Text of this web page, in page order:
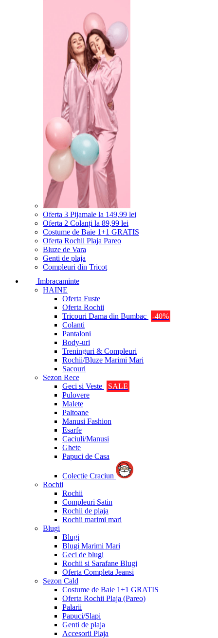
Oferta 3 Pijamale la 149,99 lei
Oferta 2 Colanți la 89,99 lei
Costume de Baie 1+1 GRATIS
Oferta Rochii Plaja Pareo
Bluze de Vara
Genti de plaja
Compleuri din Tricot
Imbracaminte
HAINE
Oferta Fuste
Oferta Rochii
Tricouri Dama din Bumbac
-40%
Colanti
Pantaloni
Body-uri
Treninguri & Compleuri
Rochii/Bluze Marimi Mari
Sacouri
Sezon Rece
Geci si Veste
SALE
Pulovere
Malete
Paltoane
Manusi Fashion
Esarfe
Caciuli/Manusi
Ghete
Papuci de Casa
Colectie Craciun
Rochii
Rochii
Compleuri Satin
Rochii de plaja
Rochii marimi mari
Blugi
Blugi
Blugi Marimi Mari
Geci de blugi
Rochii si Sarafane Blugi
Oferta Completa Jeansi
Sezon Cald
Costume de Baie 1+1 GRATIS
Oferta Rochii Plaja (Pareo)
Palarii
Papuci/Slapi
Genti de plaja
Accesorii Plaja